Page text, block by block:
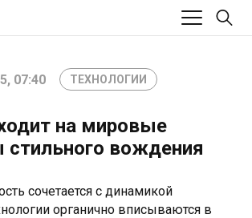
07:40 ТЕХНОЛОГИИ
на мировые
вождения
сочетается с динамикой
органично вписываются в